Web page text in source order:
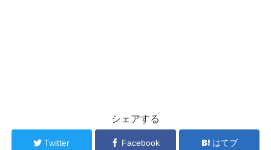
シェアする
Twitter Facebook はてブ